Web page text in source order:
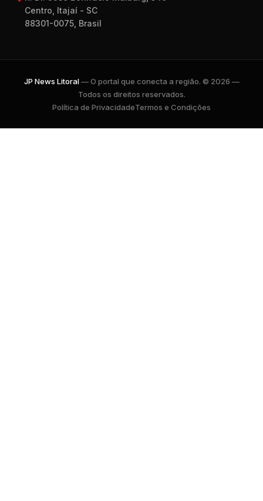
Centro, Itajaí - SC
88301-0075, Brasil
JP News Litoral— O portal que conecta a região. © 2026 —
Todos os direitos reservados.
Política de PrivacidadeTermos e Condições